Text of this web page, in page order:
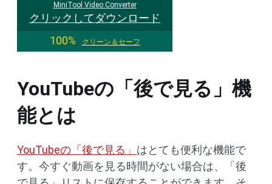
MiniTool Video Converter
クリックしてダウンロード
100%
クリーン＆セーフ
YouTubeの「後で見る」機
能とは
YouTubeの「後で見る」 はとても便利な機能で
す。今すぐ動画を見る時間がない場合は、「後